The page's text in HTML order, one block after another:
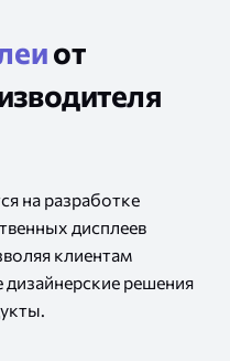
от
на разработке
дисплеев
клиентам
решения